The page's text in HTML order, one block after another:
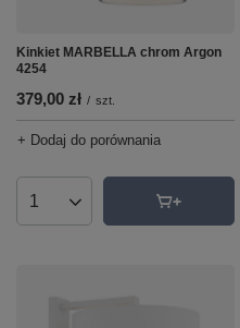
Kinkiet MARBELLA chrom Argon
4254
379,00 zł / szt.
+ Dodaj do porównania
Ilość produktów